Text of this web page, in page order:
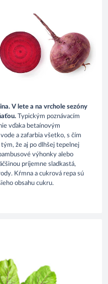
V lete a na vrchole sezóny
Typickým poznávacím
vďaka betaínovým
a zafarbia všetko, s čím
že aj po dlhšej tepelnej
výhonky alebo
príjemne sladkastá,
Kŕmna a cukrová repa sú
obsahu cukru.